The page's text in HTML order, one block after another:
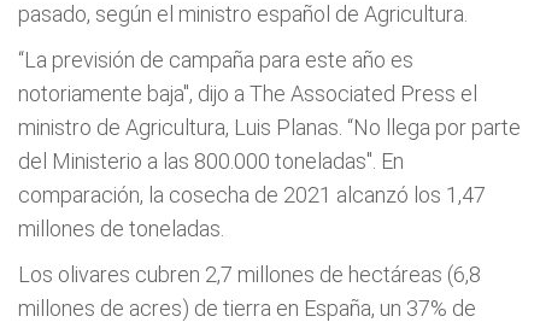
pasado, según el ministro español de Agricultura.
“La previsión de campaña para este año es
notoriamente baja", dijo a The Associated Press el
ministro de Agricultura, Luis Planas. “No llega por parte
del Ministerio a las 800.000 toneladas". En
comparación, la cosecha de 2021 alcanzó los 1,47
millones de toneladas.
Los olivares cubren 2,7 millones de hectáreas (6,8
millones de acres) de tierra en España, un 37% de